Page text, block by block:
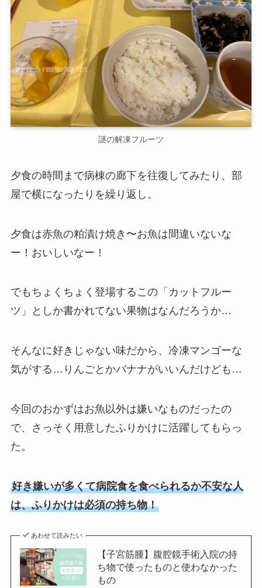
謎の解凍フルーツ
夕食の時間まで病棟の廊下を往復してみたり、部
屋で横になったりを繰り返し。
夕食は赤魚の粕漬け焼き〜お魚は間違いないな
ー！おいしいなー！
でもちょくちょく登場するこの「カットフルー
ツ」としか書かれてない果物はなんだろうか…
そんなに好きじゃない味だから、冷凍マンゴーな
気がする…りんごとかバナナがいいんだけども…
今回のおかずはお魚以外は嫌いなものだったの
で、さっそく用意したふりかけに活躍してもらっ
た。
好き嫌いが多くて病院食を食べられるか不安な人
は、ふりかけは必須の持ち物！
あわせて読みたい
【子宮筋腫】腹腔鏡手術入院の持
ち物で使ったものと使わなかった
もの